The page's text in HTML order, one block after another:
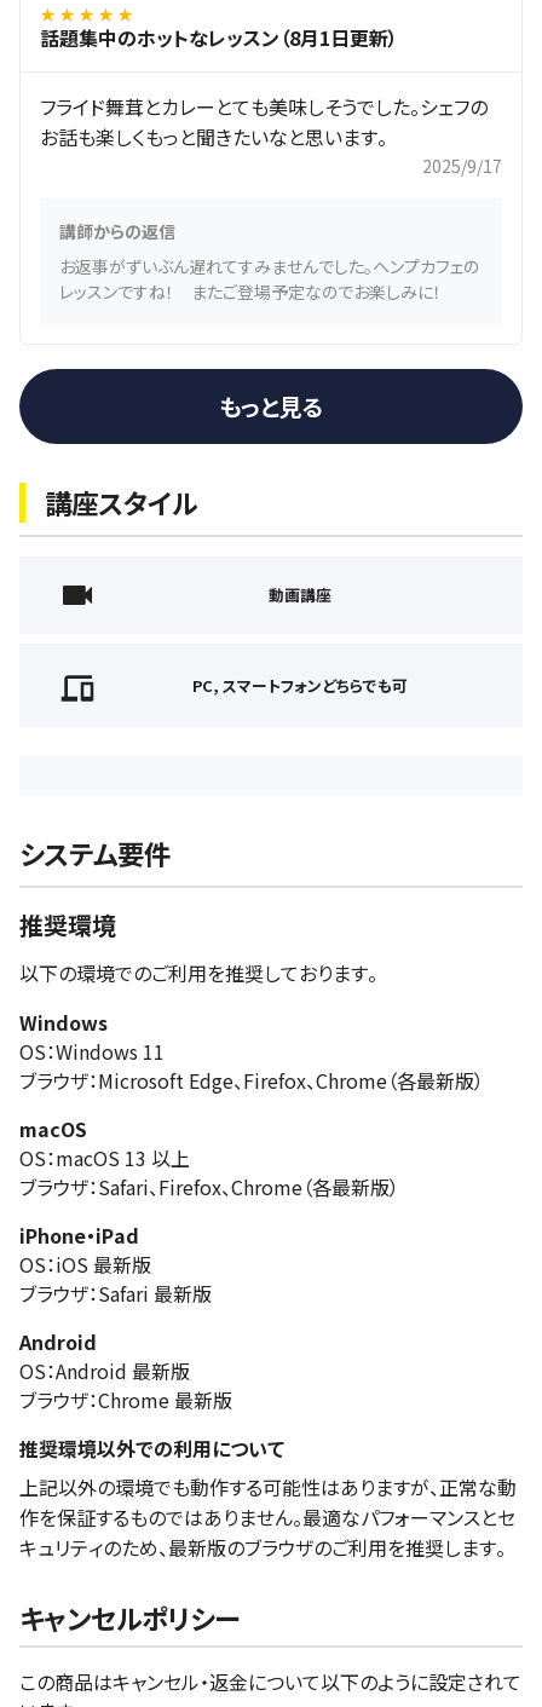
★ ★ ★ ★ ★
話題集中のホットなレッスン（8月1日更新）
フライド舞茸とカレーとても美味しそうでした。シェフの
お話も楽しくもっと聞きたいなと思います。
2025/9/17
講師からの返信
お返事がずいぶん遅れてすみませんでした。ヘンプカフェの
レッスンですね！ またご登場予定なのでお楽しみに！
もっと見る
講座スタイル
動画講座
PC, スマートフォンどちらでも可
システム要件
推奨環境
以下の環境でのご利用を推奨しております。
Windows
OS：Windows 11
ブラウザ：Microsoft Edge、Firefox、Chrome（各最新版）
macOS
OS：macOS 13 以上
ブラウザ：Safari、Firefox、Chrome（各最新版）
iPhone・iPad
OS：iOS 最新版
ブラウザ：Safari 最新版
Android
OS：Android 最新版
ブラウザ：Chrome 最新版
推奨環境以外での利用について
上記以外の環境でも動作する可能性はありますが、正常な動
作を保証するものではありません。最適なパフォーマンスとセ
キュリティのため、最新版のブラウザのご利用を推奨します。
キャンセルポリシー
この商品はキャンセル・返金について以下のように設定されて